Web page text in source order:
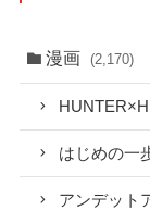
漫画 (2,170)
はじめの一
アンデット